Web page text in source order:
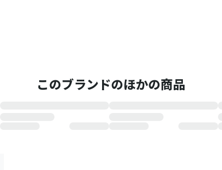
このブランドのほかの商品